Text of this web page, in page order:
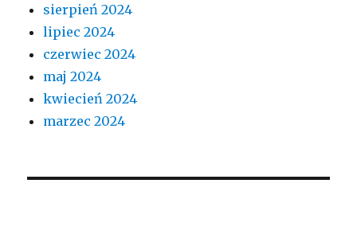
sierpień 2024
lipiec 2024
czerwiec 2024
maj 2024
kwiecień 2024
marzec 2024